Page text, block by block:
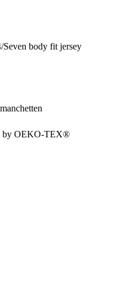
body fit jersey
by OEKO-TEX®